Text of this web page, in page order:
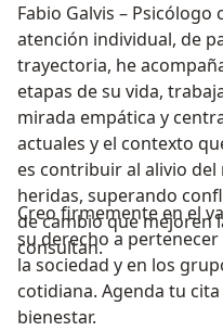
Fabio Galvis –
atención individual, de
trayectoria, he
etapas de su vida,
mirada empática y
actuales y el contexto
es contribuir al alivio
heridas, superando
de cambio que mejoren
consultan.
Creo firmemente en el
su derecho a
la sociedad y en los
cotidiana. Agenda tu
bienestar.